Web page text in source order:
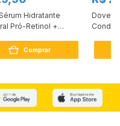
Hidratante
Pró-Retinol +
Comprar
Dove